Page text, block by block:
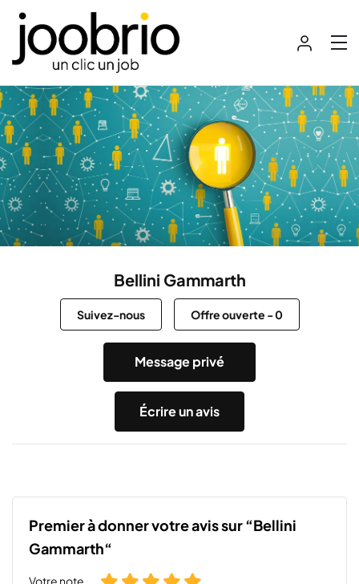
Bellini Gammarth
Suivez-nous Offre ouverte -0
Message privé
Écrire un avis
Premier à donner votre avis sur “Bellini
Gammarth“
Votre note